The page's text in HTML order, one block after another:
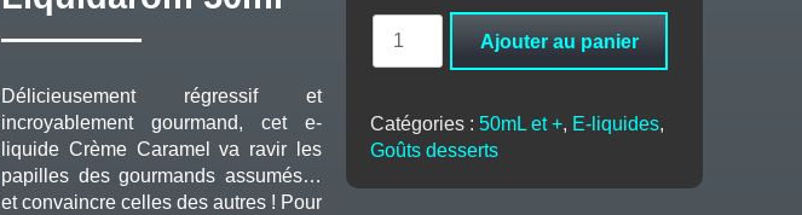
Délicieusement régressif et
incroyablement gourmand, cet e-
liquide Crème Caramel va ravir les
papilles des gourmands assumés…
et convaincre celles des autres ! Pour
Liquidarom
50ml
Ajouter au panier
Catégories : 50mL et +, E-liquides,
Goûts desserts